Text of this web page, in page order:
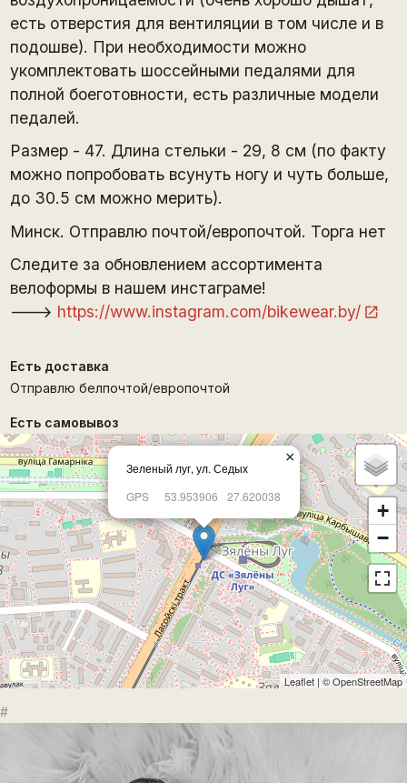
есть отверстия для вентиляции в том числе и в
подошве). При необходимости можно
укомплектовать шоссейными педалями для
полной боеготовности, есть различные модели
педалей.
Размер - 47. Длина стельки - 29, 8 см (по факту
можно попробовать всунуть ногу и чуть больше,
до 30.5 см можно мерить).
Минск. Отправлю почтой/европочтой. Торга нет
Следите за обновлением ассортимента
велоформы в нашем инстаграме!
---> https://www.instagram.com/bikewear.by/
Есть доставка
Отправлю белпочтой/европочтой
Есть самовывоз
Зеленый луг, ул. Седых
GPS
53.953906 27.620038
×
+
−
Leaflet| ©OpenStreetMap
#